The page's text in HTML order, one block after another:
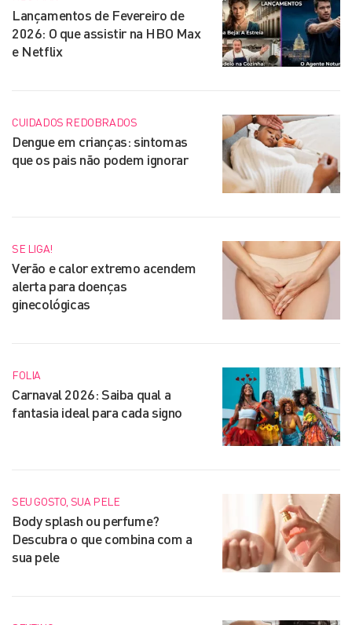
Lançamentos de Fevereiro de
2026: O que assistir na HBO Max
e Netflix
CUIDADOS REDOBRADOS
Dengue em crianças: sintomas
que os pais não podem ignorar
SE LIGA!
Verão e calor extremo acendem
alerta para doenças
ginecológicas
FOLIA
Carnaval 2026: Saiba qual a
fantasia ideal para cada signo
SEU GOSTO, SUA PELE
Body splash ou perfume?
Descubra o que combina com a
sua pele